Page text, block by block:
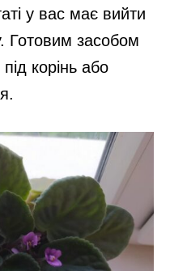
у вас має вийти
Готовим засобом
корінь або